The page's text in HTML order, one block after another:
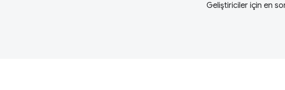
Geliştiriciler için en